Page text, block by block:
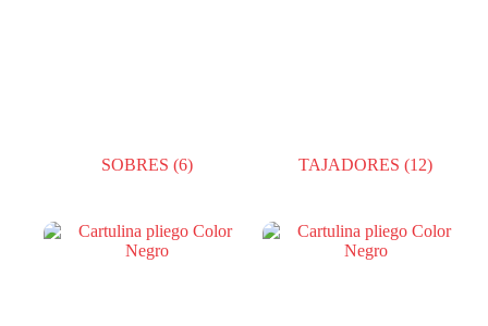
SOBRES (6) TAJADORES(12)